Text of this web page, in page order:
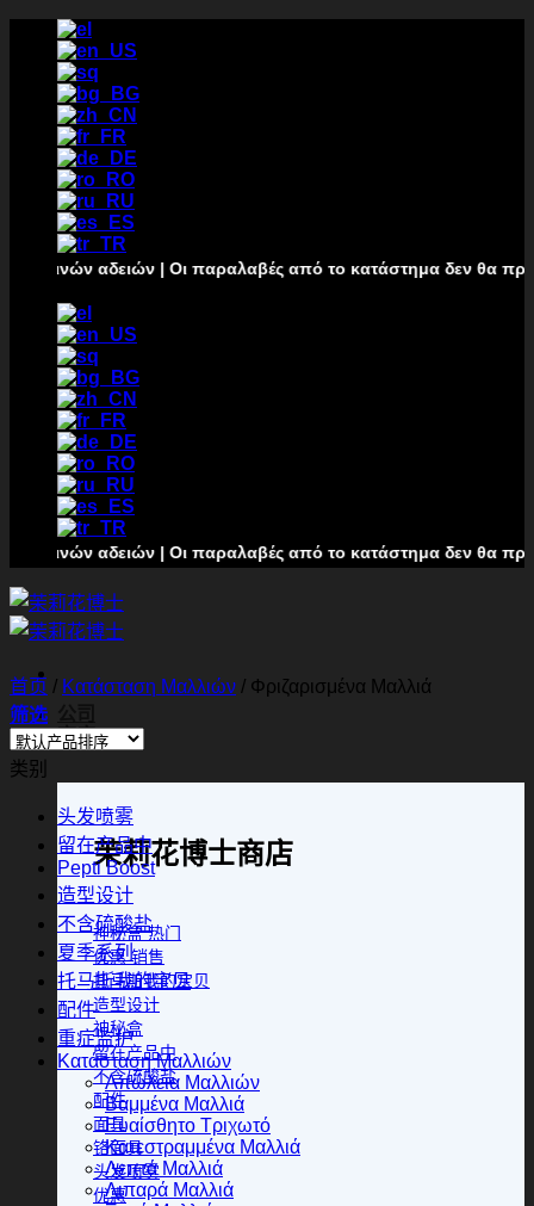
αδειών | Οι παραλαβές από το κατάστημα δεν θα
αδειών | Οι παραλαβές από το κατάστημα δεν θα
商店
茉莉花博士商店
神秘盒
优惠
托马斯我的宝贝
造型设计
神秘盒
留在产品中
不含硫酸盐
配件
面具
铬面具
头发喷雾
优惠
首页 / Κατάσταση Μαλλιών / Φριζαρισμένα Μαλλιά
筛选
类别
头发喷雾
留在产品中
Pepti Boost
造型设计
不含硫酸盐
夏季系列
托马斯我的宝贝
配件
重症监护
Κατάσταση Μαλλιών
Απώλεια Μαλλιών
Βαμμένα Μαλλιά
Ευαίσθητο Τριχωτό
Κατεστραμμένα Μαλλιά
Λεπτά Μαλλιά
Λιπαρά Μαλλιά